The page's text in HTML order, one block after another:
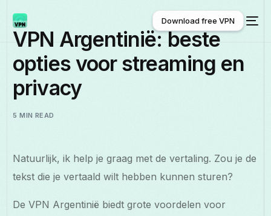
Download free VPN
Download free VPN
VPN Argentinië: beste
opties voor streaming en
privacy
5 MIN READ
Natuurlijk, ik help je graag met de vertaling. Zou je de
tekst die je vertaald wilt hebben kunnen sturen?
De VPN Argentinië biedt grote voordelen voor